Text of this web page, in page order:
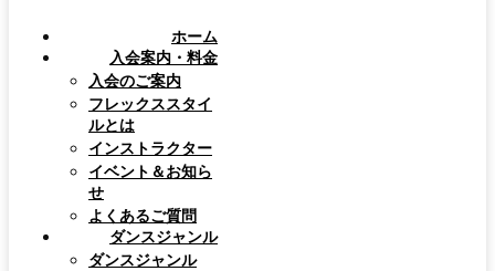
ホーム
入会案内・料金
入会のご案内
フレックススタイ
ルとは
インストラクター
イベント＆お知ら
せ
よくあるご質問
ダンスジャンル
ダンスジャンル